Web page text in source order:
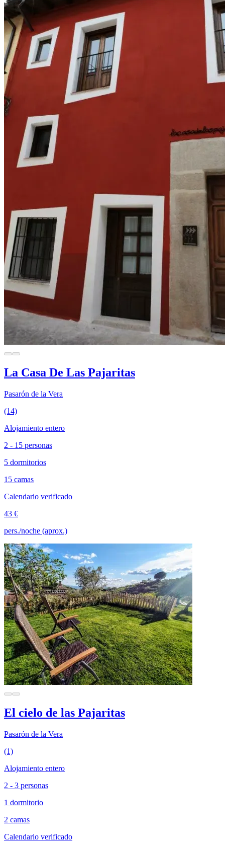
La Casa De Las Pajaritas
Pasarón de la Vera
(14)
Alojamiento entero
2 - 15 personas
5 dormitorios
15 camas
Calendario verificado
43 €
pers./noche (aprox.)
El cielo de las Pajaritas
Pasarón de la Vera
(1)
Alojamiento entero
2 - 3 personas
1 dormitorio
2 camas
Calendario verificado